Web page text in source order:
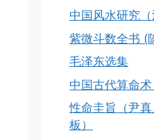
中国风水研究（
紫微斗数全书 (
毛泽东选集
中国古代算命术
性命圭旨（尹
板）